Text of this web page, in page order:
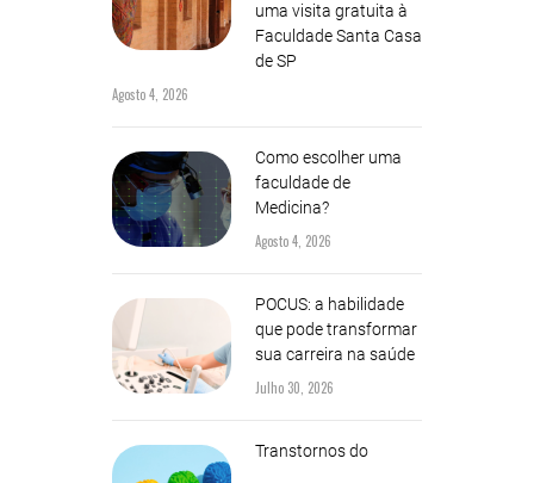
uma visita gratuita à
Faculdade Santa Casa
de SP
Agosto 4, 2026
Como escolher uma
faculdade de
Medicina?
Agosto 4, 2026
POCUS: a habilidade
que pode transformar
sua carreira na saúde
Julho 30, 2026
Transtornos do